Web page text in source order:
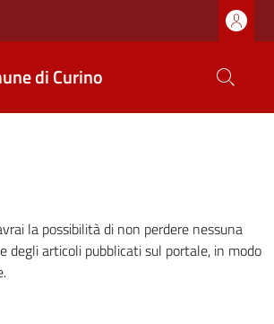
di Curino
la possibilità di non perdere nessuna
degli articoli pubblicati sul portale, in modo